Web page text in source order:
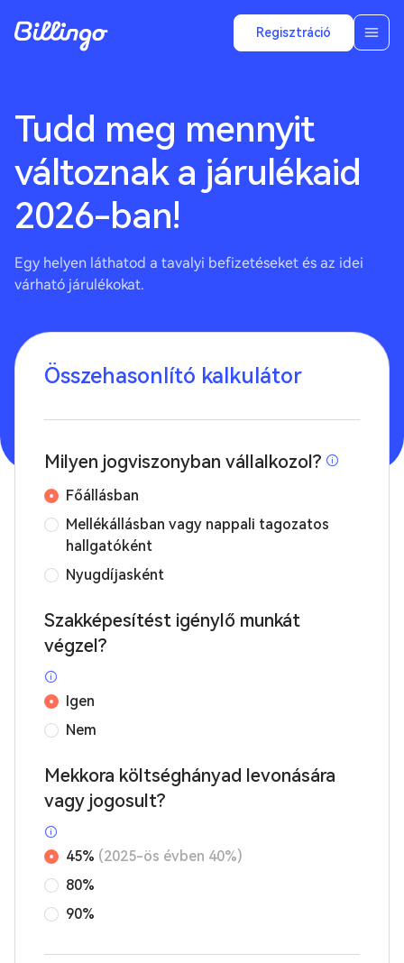
Regisztráció
Tudd meg mennyit
változnak a járulékaid
2026-ban!
Egy helyen láthatod a tavalyi befizetéseket és az idei
várható járulékokat.
Összehasonlító kalkulátor
Milyen jogviszonyban vállalkozol?
Főállásban
Mellékállásban vagy nappali tagozatos
hallgatóként
Nyugdíjasként
Szakképesítést igénylő munkát
végzel?
Igen
Nem
Mekkora költséghányad levonására
vagy jogosult?
45% (2025-ös évben 40%)
80%
90%